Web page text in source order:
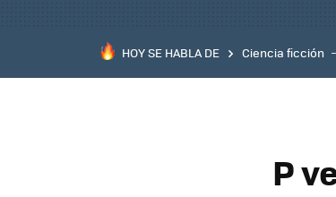
HOY SE HABLA DE Ciencia ficción
P